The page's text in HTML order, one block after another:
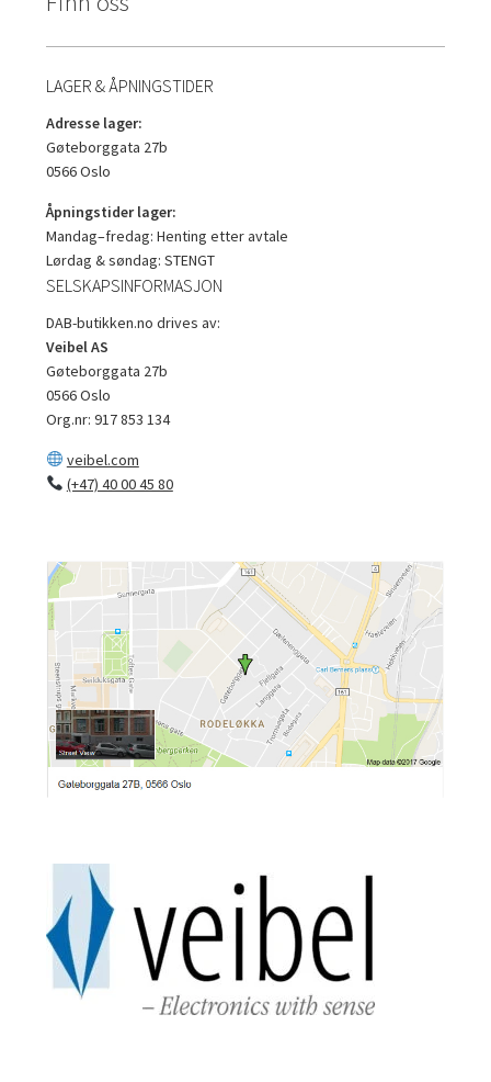
LAGER & ÅPNINGSTIDER
Adresse lager:
Gøteborggata 27b
0566 Oslo
Åpningstider lager:
Mandag–fredag: Henting etter avtale
Lørdag & søndag: STENGT
SELSKAPSINFORMASJON
DAB-butikken.no drives av:
Veibel AS
Gøteborggata 27b
0566 Oslo
Org.nr: 917 853 134
veibel.com
(+47) 40 00 45 80